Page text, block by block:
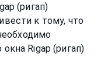
(ригап)
к тому, что
Rigap (ригап)